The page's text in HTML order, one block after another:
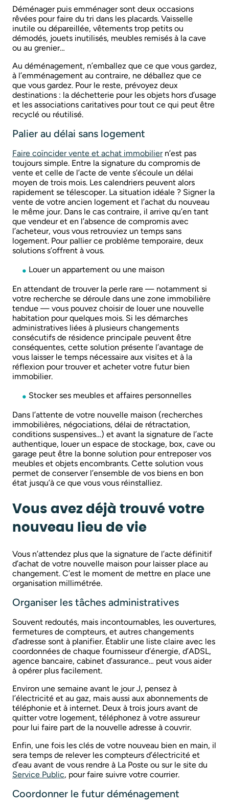
Déménager puis emménager sont deux occasions
rêvées pour faire du tri dans les placards. Vaisselle
inutile ou dépareillée, vêtements trop petits ou
démodés, jouets inutilisés, meubles remisés à la cave
ou au grenier…
Au déménagement, n’emballez que ce que vous gardez,
à l’emménagement au contraire, ne déballez que ce
que vous gardez. Pour le reste, prévoyez deux
destinations : la déchetterie pour les objets hors d’usage
et les associations caritatives pour tout ce qui peut être
recyclé ou réutilisé.
Palier au délai sans logement
Faire coïncider vente et achat immobiliern’est pas
toujours simple. Entre la signature du compromis de
vente et celle de l’acte de vente s’écoule un délai
moyen de trois mois. Les calendriers peuvent alors
rapidement se télescoper. La situation idéale ? Signer la
vente de votre ancien logement et l’achat du nouveau
le même jour. Dans le cas contraire, il arrive qu’en tant
que vendeur et en l’absence de compromis avec
l’acheteur, vous vous retrouviez un temps sans
logement. Pour pallier ce problème temporaire, deux
solutions s’offrent à vous.
Louer un appartement ou une maison
En attendant de trouver la perle rare — notamment si
votre recherche se déroule dans une zone immobilière
tendue — vous pouvez choisir de louer une nouvelle
habitation pour quelques mois. Si les démarches
administratives liées à plusieurs changements
consécutifs de résidence principale peuvent être
conséquentes, cette solution présente l’avantage de
vous laisser le temps nécessaire aux visites et à la
réflexion pour trouver et acheter votre futur bien
immobilier.
Stocker ses meubles et affaires personnelles
Dans l’attente de votre nouvelle maison (recherches
immobilières, négociations, délai de rétractation,
conditions suspensives…) et avant la signature de l’acte
authentique, louer un espace de stockage, box, cave ou
garage peut être la bonne solution pour entreposer vos
meubles et objets encombrants. Cette solution vous
permet de conserver l’ensemble de vos biens en bon
état jusqu’à ce que vous vous réinstalliez.
Vous avez déjà trouvé votre
nouveau lieu de vie
Vous n’attendez plus que la signature de l’acte définitif
d’achat de votre nouvelle maison pour laisser place au
changement. C’est le moment de mettre en place une
organisation millimétrée.
Organiser les tâches administratives
Souvent redoutés, mais incontournables, les ouvertures,
fermetures de compteurs, et autres changements
d’adresse sont à planifier. Établir une liste claire avec les
coordonnées de chaque fournisseur d’énergie, d’ADSL,
agence bancaire, cabinet d’assurance… peut vous aider
à opérer plus facilement.
Environ une semaine avant le jour J, pensez à
l’électricité et au gaz, mais aussi aux abonnements de
téléphonie et à internet. Deux à trois jours avant de
quitter votre logement, téléphonez à votre assureur
pour lui faire part de la nouvelle adresse à couvrir.
Enfin, une fois les clés de votre nouveau bien en main, il
sera temps de relever les compteurs d’électricité et
d’eau avant de vous rendre à La Poste ou sur le site du
Service Public, pour faire suivre votre courrier.
Coordonner le futur déménagement